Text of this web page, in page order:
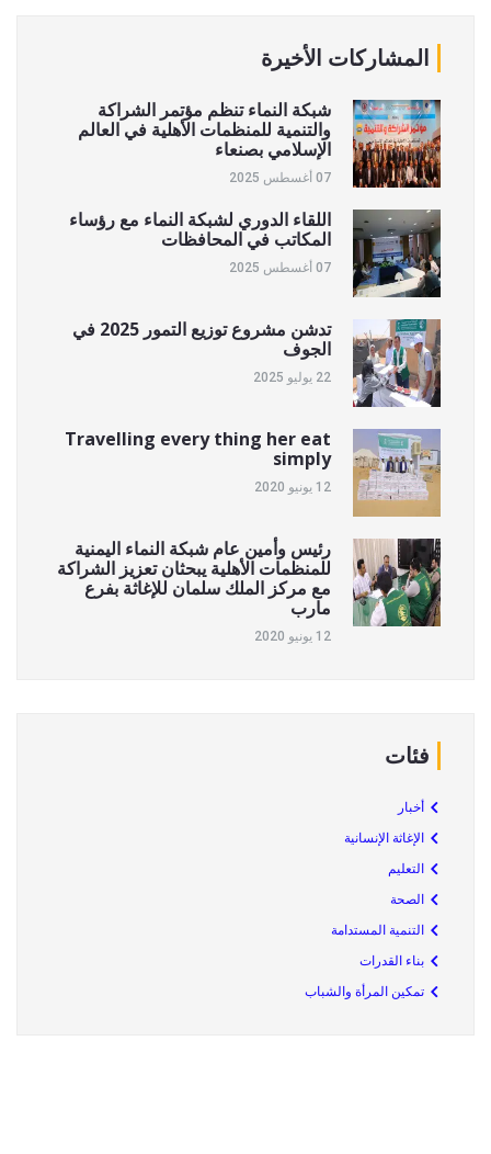
المشاركات الأخيرة
شبكة النماء تنظم مؤتمر الشراكة
والتنمية للمنظمات الأهلية في العالم
الإسلامي بصنعاء
07 أغسطس 2025
اللقاء الدوري لشبكة النماء مع رؤساء
المكاتب في المحافظات
07 أغسطس 2025
تدشن مشروع توزيع التمور 2025 في
الجوف
22 يوليو 2025
Travelling every thing her eat
simply
12 يونيو 2020
رئيس وأمين عام شبكة النماء اليمنية
للمنظمات الأهلية يبحثان تعزيز الشراكة
مع مركز الملك سلمان للإغاثة بفرع
مارب
12 يونيو 2020
فئات
أخبار
الإغاثة الإنسانية
التعليم
الصحة
التنمية المستدامة
بناء القدرات
تمكين المرأة والشباب